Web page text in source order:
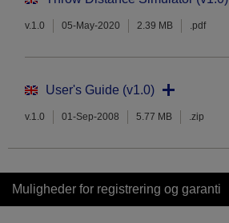
v.1.0 05-May-2020 2.39 MB .pdf
User's Guide (v1.0)
v.1.0 01-Sep-2008 5.77 MB .zip
Muligheder for registrering og garanti